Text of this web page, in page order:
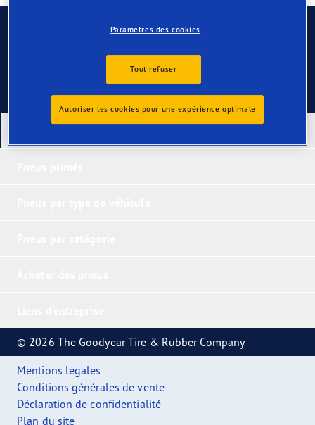
© 2026 The Goodyear Tire & Rubber Company
Mentions légales
Conditions générales de vente
Déclaration de confidentialité
Plan du site
Paramètres des cookies
Tout refuser
Autoriser les cookies pour une expérience optimale